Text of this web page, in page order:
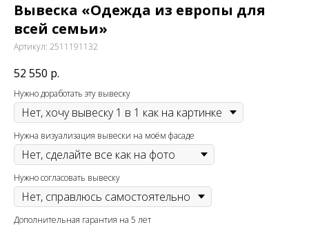
Вывеска «Одежда из европы для
всей семьи»
Артикул: 2511191132
52 550 р.
Нужно доработать эту вывеску
Нужна визуализация вывески на моём фасаде
Нужно согласовать вывеску
Дополнительная гарантия на 5 лет